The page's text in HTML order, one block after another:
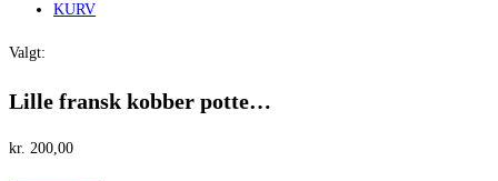
KURV
Valgt:
Lille fransk kobber potte…
kr. 200,00